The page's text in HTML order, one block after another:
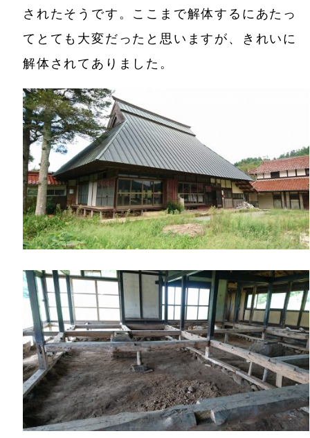
されたそうです。ここまで解体するにあたっ
てとても大変だったと思いますが、きれいに
解体されてありました。